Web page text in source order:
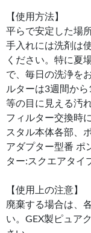
【使用方法】
平らで安定した場
手入れには洗剤は
ください。特に夏
で、毎日の洗浄を
ルターは3週間か
等の目に見える汚
フィルター交換時
スタル本体各部、
アダプター型番 ポ
ター:スクエアタイ
【使用上の注意】
廃棄する場合は、
い。GEX製ピュア